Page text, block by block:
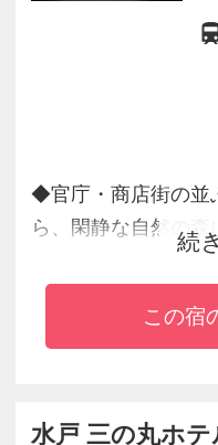
◆官庁・商店街の並
ら、閑静な自然の森
◆標準タイプのツイ
トルの広さを確保
◆重厚な造りのイン
ます。
続
この宿
水戸 三の丸ホテ